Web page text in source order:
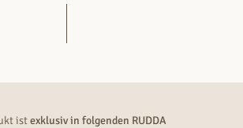
istexklusiv in folgenden RUDDA